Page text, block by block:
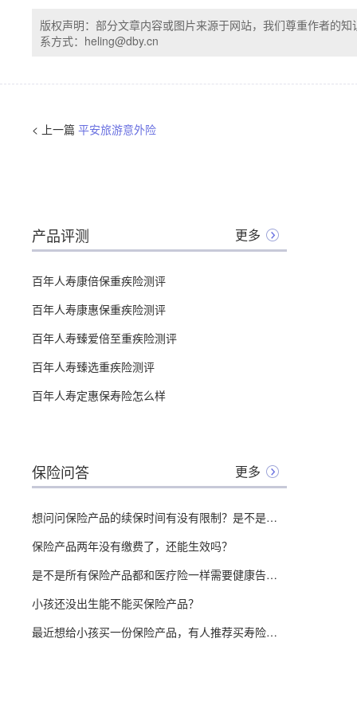
版权声明：部分文章内容或图片来源于网站，我们尊重作者的
系方式：heling@dby.cn
< 上一篇 平安旅游意外险
产品评测 更多
百年人寿康倍保重疾险测评
百年人寿康惠保重疾险测评
百年人寿臻爱倍至重疾险测评
百年人寿臻选重疾险测评
百年人寿定惠保寿险怎么样
保险问答 更多
想问问保险产品的续保时间有没有限制？是不是什么时候都能续保？
保险产品两年没有缴费了，还能生效吗？
是不是所有保险产品都和医疗险一样需要健康告知？有哪些没有？
小孩还没出生能不能买保险产品？
最近想给小孩买一份保险产品，有人推荐买寿险产品，所以想问一下有必要吗？